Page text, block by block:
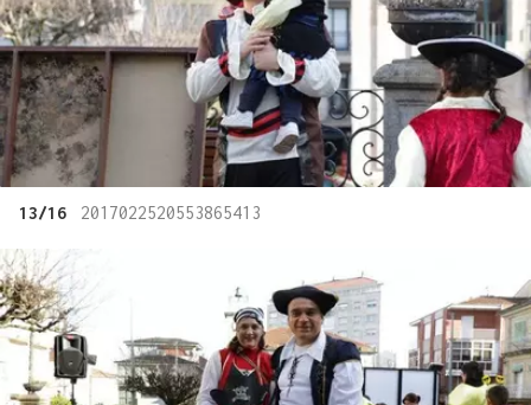
13/16 2017022520553865413